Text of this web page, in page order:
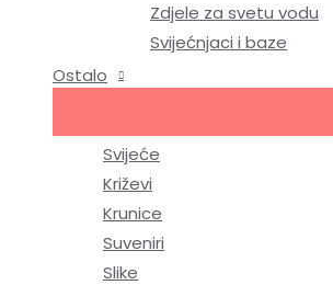
Zdjele za svetu vodu
Svijećnjaci i baze
Ostalo
Svijeće
Križevi
Krunice
Suveniri
Slike